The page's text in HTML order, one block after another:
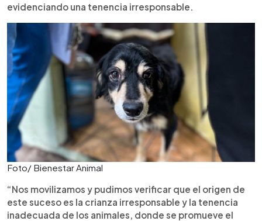
evidenciando una tenencia irresponsable.
Foto/ Bienestar Animal
“Nos movilizamos y pudimos verificar que el origen de
este suceso es la crianza irresponsable y la tenencia
inadecuada de los animales, donde se promueve el